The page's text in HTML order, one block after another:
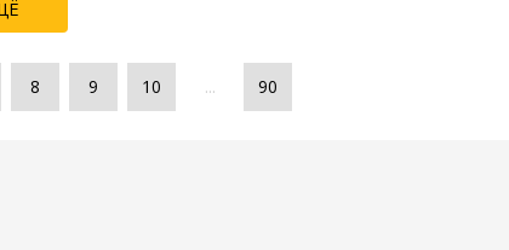
8 9 10 ... 90